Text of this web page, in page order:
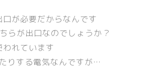
が必要だからなんです
らが出口なのでしょうか？
れています
りする電気なんですが…